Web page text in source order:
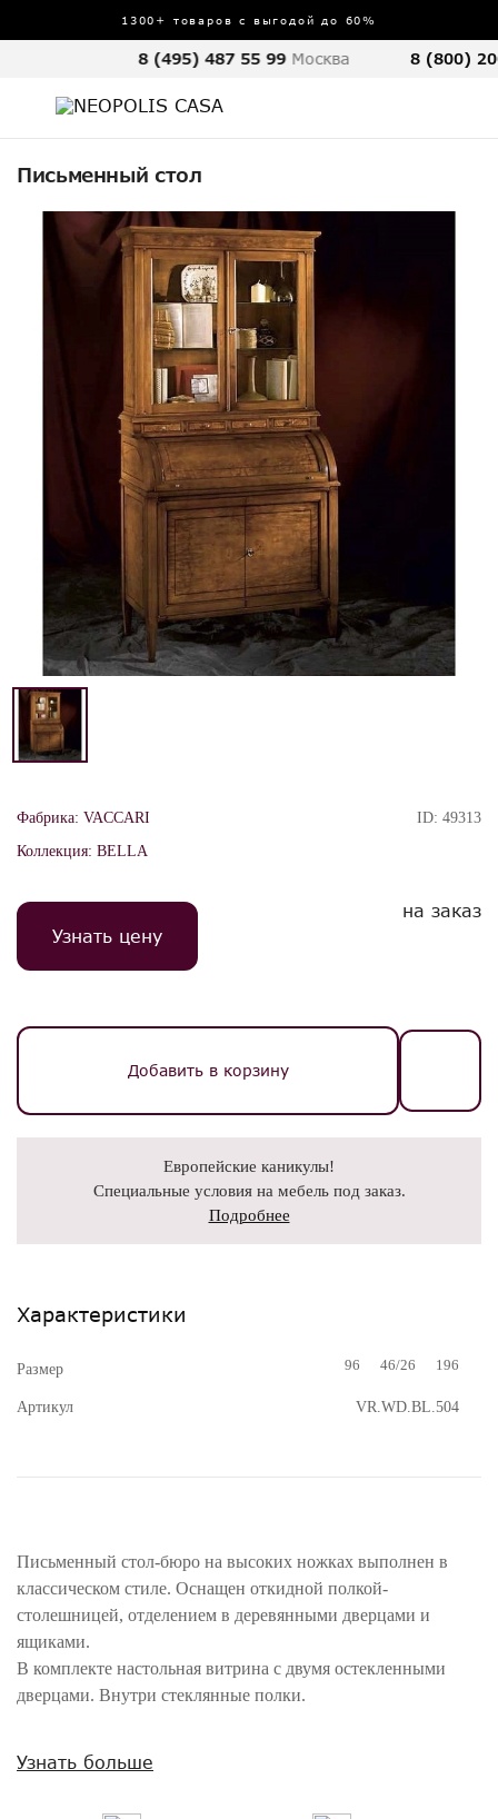
1300+ товаров с выгодой до 60%
8 (495) 487 55 99 Москва 8 (800)
Письменный стол
Фабрика: VACCARI
Коллекция: BELLA
ID: 49313
Узнать цену
на заказ
Добавить в корзину
Европейские каникулы!
Специальные условия на мебель под заказ.
Подробнее
Характеристики
Размер 96 46/26 196
Артикул VR.WD.BL.504
Письменный стол-бюро на высоких ножках выполнен в
классическом стиле. Оснащен откидной полкой-
столешницей, отделением в деревянными дверцами и
ящиками.
В комплекте настольная витрина с двумя остекленными
дверцами. Внутри стеклянные полки.
особенностей цветопередачи различных мониторов.
Узнать больше